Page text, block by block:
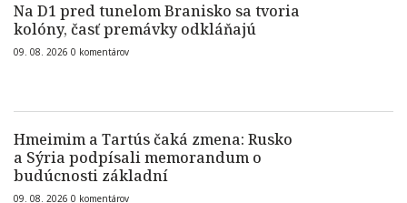
Na D1 pred tunelom Branisko sa tvoria
kolóny, časť premávky odkláňajú
09. 08. 2026 0 komentárov
Hmeimim a Tartús čaká zmena: Rusko
a Sýria podpísali memorandum o
budúcnosti základní
09. 08. 2026 0 komentárov